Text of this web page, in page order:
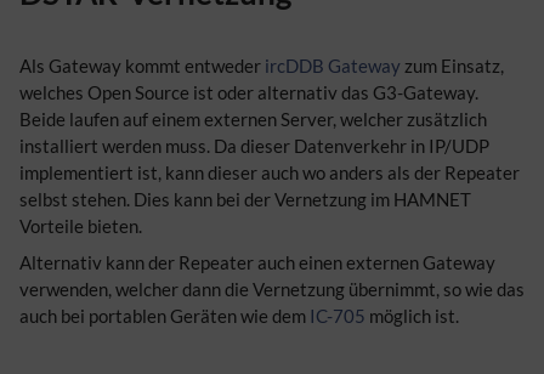
Als Gateway kommt entweder ircDDB Gateway zum Einsatz,
welches Open Source ist oder alternativ das G3-Gateway.
Beide laufen auf einem externen Server, welcher zusätzlich
installiert werden muss. Da dieser Datenverkehr in IP/UDP
implementiert ist, kann dieser auch wo anders als der Repeater
selbst stehen. Dies kann bei der Vernetzung im HAMNET
Vorteile bieten.
Alternativ kann der Repeater auch einen externen Gateway
verwenden, welcher dann die Vernetzung übernimmt, so wie das
auch bei portablen Geräten wie dem IC-705 möglich ist.